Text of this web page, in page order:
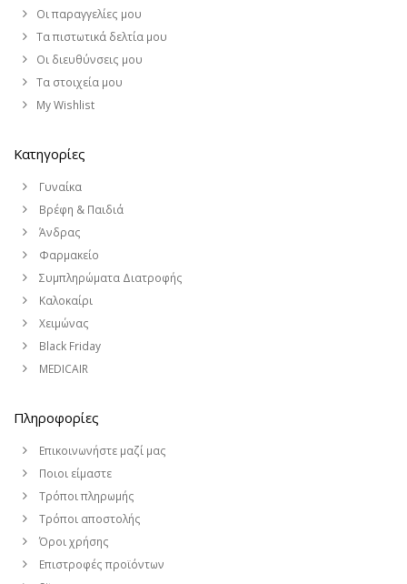
Οι παραγγελίες μου
Τα πιστωτικά δελτία μου
Οι διευθύνσεις μου
Τα στοιχεία μου
My Wishlist
Κατηγορίες
Γυναίκα
Βρέφη & Παιδιά
Άνδρας
Φαρμακείο
Συμπληρώματα Διατροφής
Καλοκαίρι
Χειμώνας
Black Friday
MEDICAIR
Πληροφορίες
Επικοινωνήστε μαζί μας
Ποιοι είμαστε
Τρόποι πληρωμής
Τρόποι αποστολής
Όροι χρήσης
Επιστροφές προϊόντων